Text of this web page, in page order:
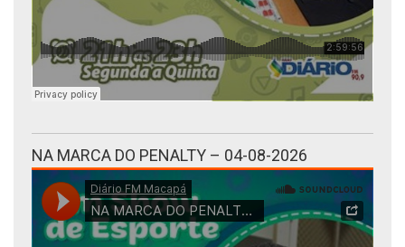
NA MARCA DO PENALTY – 04-08-2026